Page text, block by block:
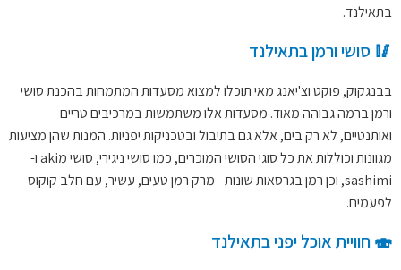
בתאילנד.
🥢 סושי ורמן בתאילנד
בבנגקוק, פוקט וצ'יאנג מאי תוכלו למצוא מסעדות המתמחות בהכנת סושי
ורמן ברמה גבוהה מאוד. מסעדות אלו משתמשות במרכיבים טריים
ואותנטיים, לא רק בים, אלא גם בתיבול ובטכניקות יפניות. המנות שהן מציעות
מגוונות וכוללות את כל סוגי הסושי המוכרים, כמו סושי ניגירי, סושי מaki ו-
sashimi, וכן רמן בגרסאות שונות - מרק רמן טעים, עשיר, עם חלב קוקוס
לפעמים.
🍣 חוויית אוכל יפני בתאילנד